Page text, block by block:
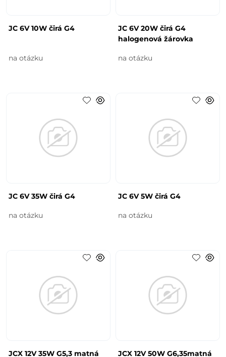
JC 6V 10W čirá G4
na otázku
JC 6V 20W čirá G4
halogenová žárovka
na otázku
JC 6V 35W čirá G4
na otázku
JC 6V 5W čirá G4
na otázku
JCX 12V 35W G5,3 matná JCX 12V 50W G6,35matná